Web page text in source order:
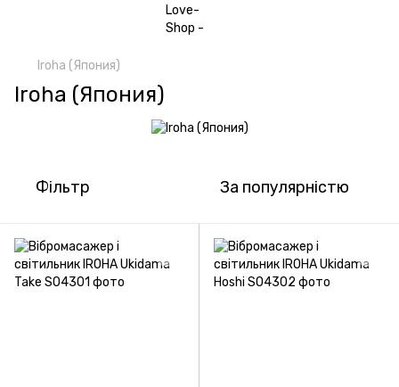
Iroha (Япония)
Iroha (Япония)
Фільтр За популярністю